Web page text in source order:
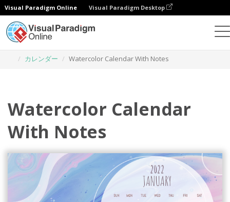
Visual Paradigm Online Visual Paradigm Desktop
カレンダー
Watercolor Calendar With Notes
Watercolor Calendar
With Notes